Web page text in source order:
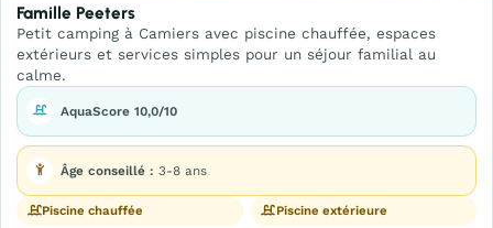
Famille Peeters
Petit camping à Camiers avec piscine chauffée, espaces
extérieurs et services simples pour un séjour familial au
calme.
AquaScore 10,0/10
Âge conseillé : 3-8 ans
Piscine chauffée Piscine extérieure